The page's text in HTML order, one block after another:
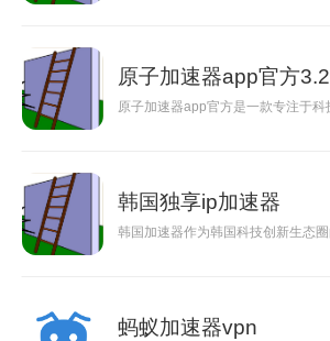
原子加速器app官方3.2
原子加速器app官方是一款专注于
韩国独享ip加速器
韩国加速器作为韩国科技创新生态
蚂蚁加速器vpn